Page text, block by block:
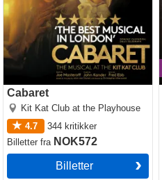
Cabaret
Kit Kat Club at the Playhouse
4.7
344 kritikker
Billetterfra NOK572
Billetter